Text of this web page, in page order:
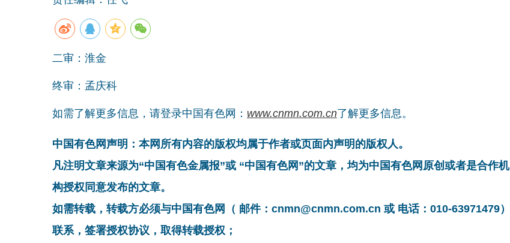
二审：淮金
终审：孟庆科
如需了解更多信息，请登录中国有色网： www.cnmn.com.cn了解更多信息。
中国有色网声明：本网所有内容的版权均属于作者或页面内声明的版权人。
凡注明文章来源为“中国有色金属报”或 “中国有色网”的文章，均为中国有色网原创或者是合作机
构授权同意发布的文章。
如需转载，转载方必须与中国有色网（ 邮件：cnmn@cnmn.com.cn 或 电话：010-63971479）
联系，签署授权协议，取得转载授权；